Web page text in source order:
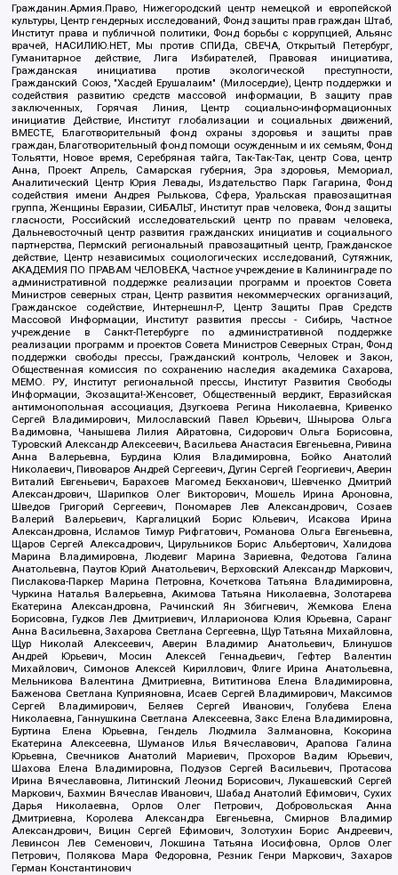
Гражданин.Армия.Право, Нижегородский центр немецкой и европейской
культуры, Центр гендерных исследований, Фонд защиты прав граждан Штаб,
Институт права и публичной политики, Фонд борьбы с коррупцией, Альянс
врачей, НАСИЛИЮ.НЕТ, Мы против СПИДа, СВЕЧА, Открытый Петербург,
Гуманитарное действие, Лига Избирателей, Правовая инициатива,
Гражданская инициатива против экологической преступности,
Гражданский Союз, "Хасдей Ерушалаим" (Милосердие), Центр поддержки и
содействия развитию средств массовой информации, В защиту прав
заключенных, Горячая Линия, Центр социально-информационных
инициатив Действие, Институт глобализации и социальных движений,
ВМЕСТЕ, Благотворительный фонд охраны здоровья и защиты прав
граждан, Благотворительный фонд помощи осужденным и их семьям, Фонд
Тольятти, Новое время, Серебряная тайга, Так-Так-Так, центр Сова, центр
Анна, Проект Апрель, Самарская губерния, Эра здоровья, Мемориал,
Аналитический Центр Юрия Левады, Издательство Парк Гагарина, Фонд
содействия имени Андрея Рылькова, Сфера, Уральская правозащитная
группа, Женщины Евразии, СИБАЛЬТ, Институт прав человека, Фонд защиты
гласности, Российский исследовательский центр по правам человека,
Дальневосточный центр развития гражданских инициатив и социального
партнерства, Пермский региональный правозащитный центр, Гражданское
действие, Центр независимых социологических исследований, Сутяжник,
АКАДЕМИЯ ПО ПРАВАМ ЧЕЛОВЕКА, Частное учреждение в Калининграде по
административной поддержке реализации программ и проектов Совета
Министров северных стран, Центр развития некоммерческих организаций,
Гражданское содействие, Интернешнл-Р, Центр Защиты Прав Средств
Массовой Информации, Институт развития прессы - Сибирь, Частное
учреждение в Санкт-Петербурге по административной поддержке
реализации программ и проектов Совета Министров Северных Стран, Фонд
поддержки свободы прессы, Гражданский контроль, Человек и Закон,
Общественная комиссия по сохранению наследия академика Сахарова,
МЕМО. РУ, Институт региональной прессы, Институт Развития Свободы
Информации, Экозащита!-Женсовет, Общественный вердикт, Евразийская
антимонопольная ассоциация, Дзугкоева Регина Николаевна, Кривенко
Сергей Владимирович, Милославский Павел Юрьевич, Шнырова Ольга
Вадимовна, Чанышева Лилия Айратовна, Сидорович Ольга Борисовна,
Туровский Александр Алексеевич, Васильева Анастасия Евгеньевна, Ривина
Анна Валерьевна, Бурдина Юлия Владимировна, Бойко Анатолий
Николаевич, Пивоваров Андрей Сергеевич, Дугин Сергей Георгиевич, Аверин
Виталий Евгеньевич, Барахоев Магомед Бекханович, Шевченко Дмитрий
Александрович, Шарипков Олег Викторович, Мошель Ирина Ароновна,
Шведов Григорий Сергеевич, Пономарев Лев Александрович, Созаев
Валерий Валерьевич, Каргалицкий Борис Юльевич, Исакова Ирина
Александровна, Исламов Тимур Рифгатович, Романова Ольга Евгеньевна,
Щаров Сергей Алексадрович, Цирульников Борис Альбертович, Халидова
Марина Владимировна, Людевиг Марина Зариевна, Федотова Галина
Анатольевна, Паутов Юрий Анатольевич, Верховский Александр Маркович,
Пислакова-Паркер Марина Петровна, Кочеткова Татьяна Владимировна,
Чуркина Наталья Валерьевна, Акимова Татьяна Николаевна, Золотарева
Екатерина Александровна, Рачинский Ян Збигневич, Жемкова Елена
Борисовна, Гудков Лев Дмитриевич, Илларионова Юлия Юрьевна, Саранг
Анна Васильевна, Захарова Светлана Сергеевна, Щур Татьяна Михайловна,
Щур Николай Алексеевич, Аверин Владимир Анатольевич, Блинушов
Андрей Юрьевич, Мосин Алексей Геннадьевич, Гефтер Валентин
Михайлович, Симонов Алексей Кириллович, Флиге Ирина Анатольевна,
Мельникова Валентина Дмитриевна, Вититинова Елена Владимировна,
Баженова Светлана Куприяновна, Исаев Сергей Владимирович, Максимов
Сергей Владимирович, Беляев Сергей Иванович, Голубева Елена
Николаевна, Ганнушкина Светлана Алексеевна, Закс Елена Владимировна,
Буртина Елена Юрьевна, Гендель Людмила Залмановна, Кокорина
Екатерина Алексеевна, Шуманов Илья Вячеславович, Арапова Галина
Юрьевна, Свечников Анатолий Мариевич, Прохоров Вадим Юрьевич,
Шахова Елена Владимировна, Подузов Сергей Васильевич, Протасова
Ирина Вячеславовна, Литинский Леонид Борисович, Лукашевский Сергей
Маркович, Бахмин Вячеслав Иванович, Шабад Анатолий Ефимович, Сухих
Дарья Николаевна, Орлов Олег Петрович, Добровольская Анна
Дмитриевна, Королева Александра Евгеньевна, Смирнов Владимир
Александрович, Вицин Сергей Ефимович, Золотухин Борис Андреевич,
Левинсон Лев Семенович, Локшина Татьяна Иосифовна, Орлов Олег
Петрович, Полякова Мара Федоровна, Резник Генри Маркович, Захаров
Герман Константинович